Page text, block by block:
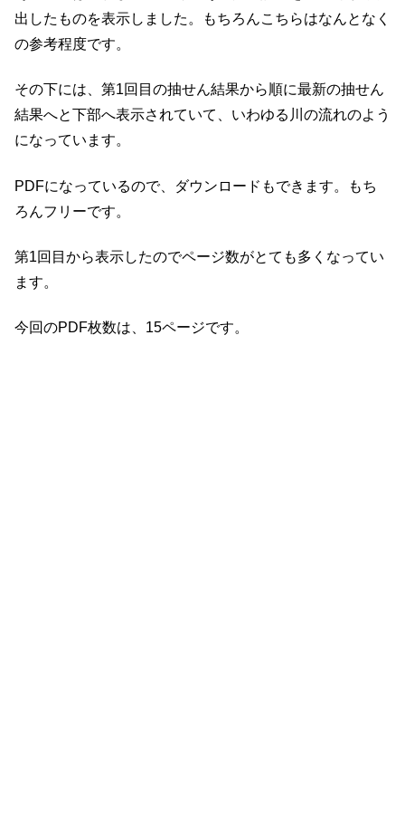
出したものを表示しました。もちろんこちらはなんとなく
の参考程度です。
その下には、第1回目の抽せん結果から順に最新の抽せん
結果へと下部へ表示されていて、いわゆる川の流れのよう
になっています。
PDFになっているので、ダウンロードもできます。もち
ろんフリーです。
第1回目から表示したのでページ数がとても多くなってい
ます。
今回のPDF枚数は、15ページです。